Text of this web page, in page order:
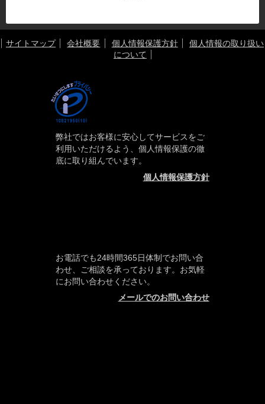
サイトマップ 会社概要 個人情報保護方針
個人情報の取り扱い
について
弊社ではお客様に安心してサービスをご
利用いただけるよう、個人情報保護の徹
底に取り組んでいます。
個人情報保護方針
お電話でも24時間365日体制でお問い合
わせ、ご相談を承っております。お気軽
にお問い合わせください。
メールでのお問い合わせ